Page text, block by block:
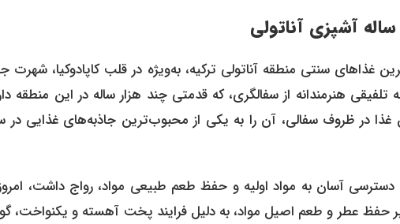
آشپزی آناتولی
سنتی منطقه آناتولی ترکیه، به‌ویژه در قلب کاپادوکیا، شهرت
هنرمندانه از سفالگری، که قدمتی چند هزار ساله در این منطقه
در ظروف سفالی، آن را به یکی از محبوب‌ترین جاذبه‌های غذایی
آسان به مواد اولیه و حفظ طعم طبیعی مواد، رواج داشت،
حفظ عطر و طعم اصیل مواد، به دلیل فرایند پخت آهسته و یکنواخت،